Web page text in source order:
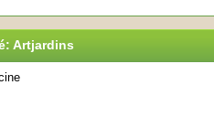
Artjardins